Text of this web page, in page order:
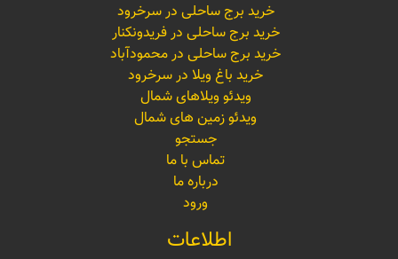
خرید برج ساحلی در سرخرود
خرید برج ساحلی در فریدونکنار
خرید برج ساحلی در محمودآباد
خرید باغ ویلا در سرخرود
ویدئو ویلاهای شمال
ویدئو زمین های شمال
جستجو
تماس با ما
درباره ما
ورود
اطلاعات